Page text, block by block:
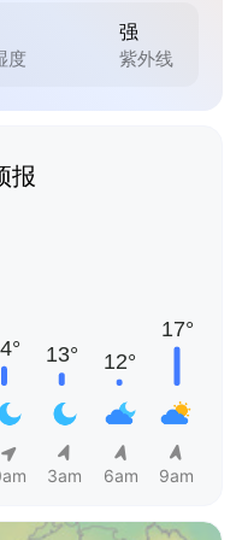
度
强
紫外线
报
3am 6am 9am